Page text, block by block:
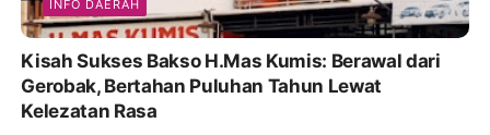
INFO DAERAH
Kisah Sukses Bakso H.Mas Kumis: Berawal dari
Gerobak, Bertahan Puluhan Tahun Lewat
Kelezatan Rasa